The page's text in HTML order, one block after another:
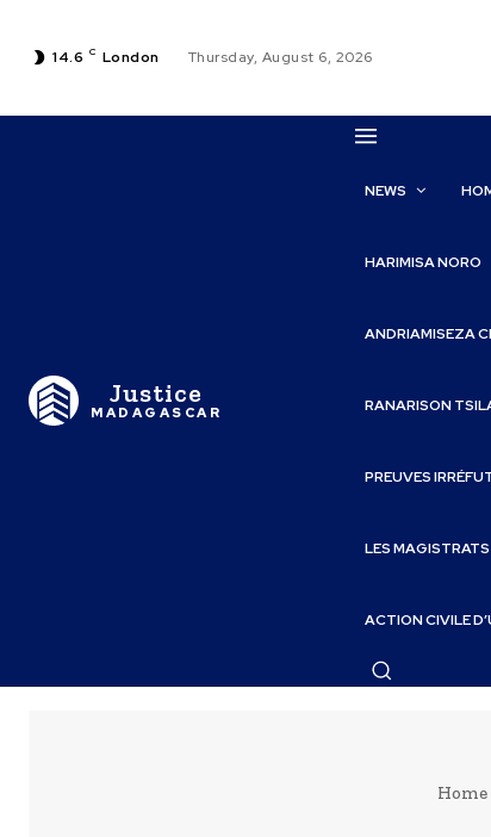
14.6 C London Thursday, August 6, 2026
Justice
MADAGASCAR
NEWS
HARIMISA NORO
ANDRIAMISEZA
RANARISON
PREUVES
LES
ACTION CIVILE
Home